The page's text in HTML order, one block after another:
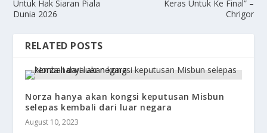
Untuk Hak Siaran Piala
Dunia 2026
Keras Untuk Ke Final” –
Chrigor
RELATED POSTS
Norza hanya akan kongsi keputusan Misbun
selepas kembali dari luar negara
August 10, 2023